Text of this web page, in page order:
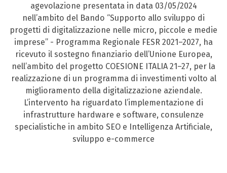
agevolazione presentata in data 03/05/2024
nell’ambito del Bando “Supporto allo sviluppo di
progetti di digitalizzazione nelle micro, piccole e medie
imprese” - Programma Regionale FESR 2021–2027, ha
ricevuto il sostegno finanziario dell’Unione Europea,
nell’ambito del progetto COESIONE ITALIA 21–27, per la
realizzazione di un programma di investimenti volto al
miglioramento della digitalizzazione aziendale.
L’intervento ha riguardato l’implementazione di
infrastrutture hardware e software, consulenze
specialistiche in ambito SEO e Intelligenza Artificiale,
sviluppo e-commerce